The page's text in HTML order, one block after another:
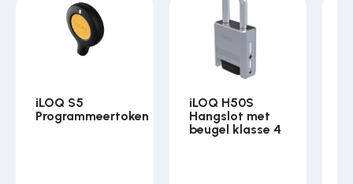
iLOQ S5
Programmeertoken
iLOQ H50S
Hangslot met
beugel klasse 4